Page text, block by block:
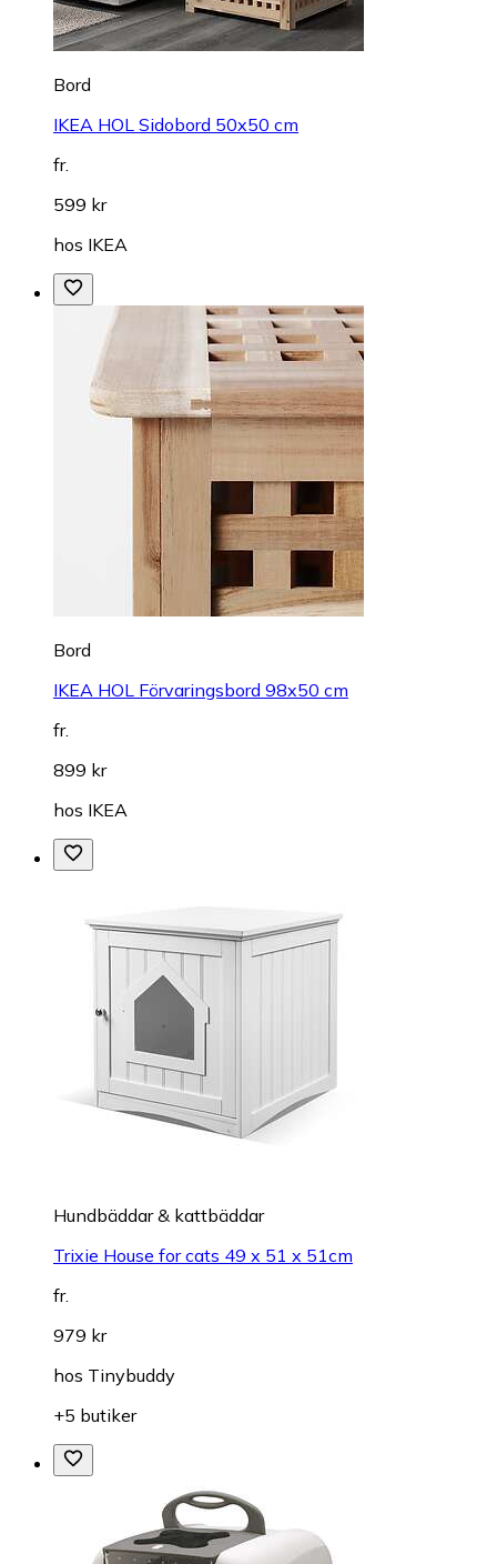
Bord
IKEA HOL Sidobord 50x50 cm
fr.
599 kr
hos IKEA
Bord
IKEA HOL Förvaringsbord 98x50 cm
fr.
899 kr
hos IKEA
Hundbäddar & kattbäddar
Trixie House for cats 49 x 51 x 51cm
fr.
979 kr
hos Tinybuddy
+5 butiker